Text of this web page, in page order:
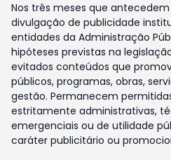
Nos três meses que
divulgação de publicidade
entidades da Administração
hipóteses previstas na
evitados conteúdos que
públicos, programas, obras,
gestão. Permanecem
estritamente administrativas,
emergenciais ou de utilidade
caráter publicitário ou